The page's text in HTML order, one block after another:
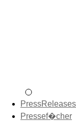
PressReleases
Pressef�cher